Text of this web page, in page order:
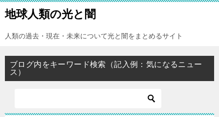
地球人類の光と闇
人類の過去・現在・未来について光と闇をまとめるサイト
ブログ内をキーワード検索（記入例：気になるニュー
ス）